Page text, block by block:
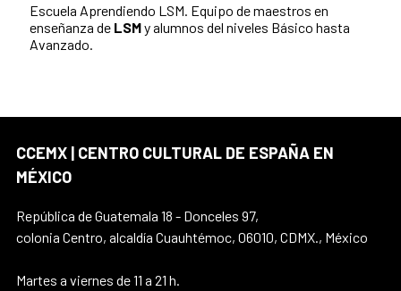
Escuela Aprendiendo LSM. Equipo de maestros en
enseñanza de LSMy alumnos del niveles Básico hasta
Avanzado.
CCEMX | CENTRO CULTURAL DE ESPAÑA EN
MÉXICO
República de Guatemala 18 - Donceles 97,
colonia Centro, alcaldía Cuauhtémoc, 06010, CDMX., México
Martes a viernes de 11 a 21 h.